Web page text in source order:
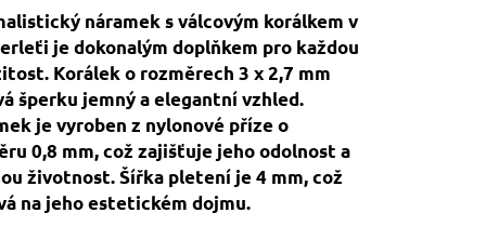
náramek s válcovým korálkem v
je dokonalým doplňkem pro každou
Korálek o rozměrech 3 x 2,7 mm
šperku jemný a elegantní vzhled.
je vyroben z nylonové příze o
0,8 mm, což zajišťuje jeho odolnost a
životnost. Šířka pletení je 4 mm, což
na jeho estetickém dojmu.